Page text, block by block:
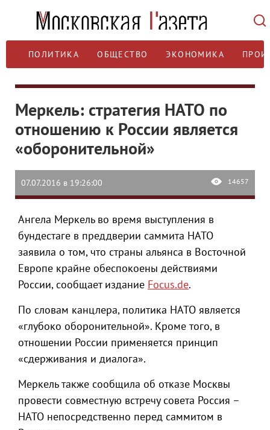
ПОЛИТИКА ОБЩЕСТВО ЭКОНОМИКА
Меркель: стратегия НАТО по
отношению к России является
«оборонительной»
07.07.2016 в 19:26:00 14657
Ангела Меркель во время выступления в
бундестаге в преддверии саммита НАТО
заявила о том, что страны альянса в Восточной
Европе крайне обеспокоены действиями
России, сообщает издание Focus.de.
По словам канцлера, политика НАТО является
«глубоко оборонительной». Кроме того, в
отношении России применяется принцип
«сдерживания и диалога».
Меркель также сообщила об отказе Москвы
провести совместную встречу совета Россия –
НАТО непосредственно перед саммитом в